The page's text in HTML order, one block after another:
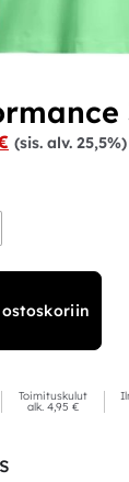
(sis. alv. 25,5%)
Toimituskulut
alk. 4,95 €